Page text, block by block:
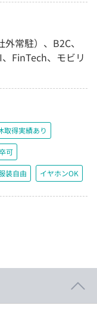
常駐）、B2C、
FinTech、モビリ
取得実績あり
可
装自由 イヤホンOK